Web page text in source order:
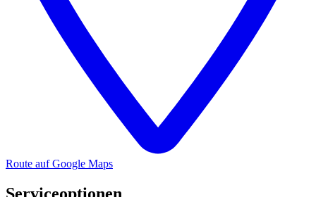
Route auf Google Maps
Serviceoptionen